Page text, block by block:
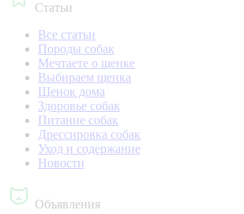
Статьи
Все статьи
Породы собак
Мечтаете о щенке
Выбираем щенка
Щенок дома
Здоровье собак
Питание собак
Дрессировка собак
Уход и содержание
Новости
Объявления